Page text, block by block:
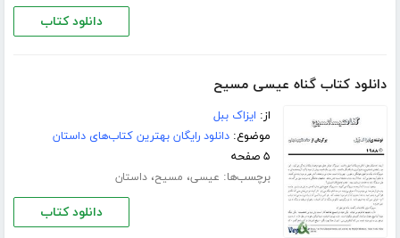
دانلود کتاب
دانلود کتاب گناه عیسی مسیح
از: ایزاک ببل
موضوع:دانلود رایگان بهترین کتاب‌های داستان
۵ صفحه
برچسب‌ها: عیسی، مسیح،داستان
دانلود کتاب